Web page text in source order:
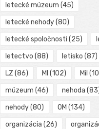
letecké múzeum (45)
letecké nehody(80)
letecké spoločnosti (25)
letectvo (88) letisko (87)
LZ (86) MI (102) Mil
múzeum (46) nehoda
nehody(80) OM (134)
organizácia (26)